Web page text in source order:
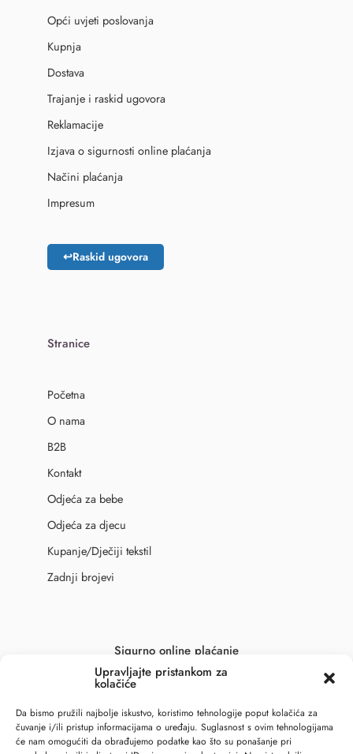
Upravljajte pristankom za
kolačiće
Da bismo pružili najbolje iskustvo, koristimo tehnologije poput kolačića za
čuvanje i/ili pristup informacijama o uređaju. Suglasnost s ovim tehnologijama
će nam omogućiti da obrađujemo podatke kao što su ponašanje pri
Opći uvjeti poslovanja
Kupnja
Dostava
Trajanje i raskid ugovora
Reklamacije
Izjava o sigurnosti online plaćanja
Načini plaćanja
Impresum
↩Raskid ugovora
Stranice
Početna
O nama
B2B
Kontakt
Odjeća za bebe
Odjeća za djecu
Kupanje/Dječiji tekstil
Zadnji brojevi
Sigurno online plaćanje